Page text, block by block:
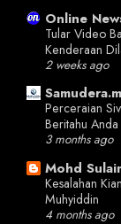
Online
Tular Video
Kenderaan
2 weeks ago
Perceraian
Beritahu Anda
3 months ago
Mohd
Kesalahan
Muhyiddin
4 months ago